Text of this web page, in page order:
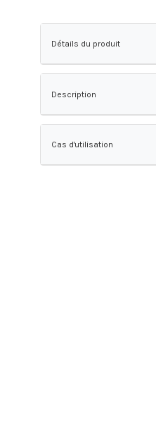
Détails du produit
Description
Cas d'utilisation